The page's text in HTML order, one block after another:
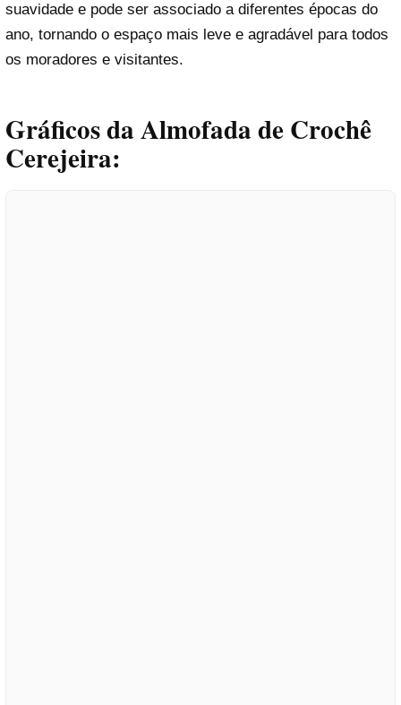
suavidade e pode ser associado a diferentes épocas do
ano, tornando o espaço mais leve e agradável para todos
os moradores e visitantes.
Gráficos da Almofada de Crochê
Cerejeira: